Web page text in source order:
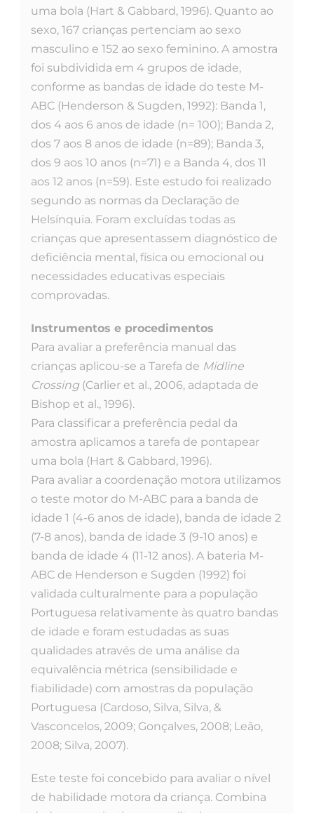
uma bola (Hart & Gabbard, 1996). Quanto ao
sexo, 167 crianças pertenciam ao sexo
masculino e 152 ao sexo feminino. A amostra
foi subdividida em 4 grupos de idade,
conforme as bandas de idade do teste M-
ABC (Henderson & Sugden, 1992): Banda 1,
dos 4 aos 6 anos de idade (n= 100); Banda 2,
dos 7 aos 8 anos de idade (n=89); Banda 3,
dos 9 aos 10 anos (n=71) e a Banda 4, dos 11
aos 12 anos (n=59). Este estudo foi realizado
segundo as normas da Declaração de
Helsínquia. Foram excluídas todas as
crianças que apresentassem diagnóstico de
deficiência mental, física ou emocional ou
necessidades educativas especiais
comprovadas.
Instrumentos e procedimentos
Para avaliar a preferência manual das
crianças aplicou-se a Tarefa de Midline
Crossing (Carlier et al., 2006, adaptada de
Bishop et al., 1996).
Para classificar a preferência pedal da
amostra aplicamos a tarefa de pontapear
uma bola (Hart & Gabbard, 1996).
Para avaliar a coordenação motora utilizamos
o teste motor do M-ABC para a banda de
idade 1 (4-6 anos de idade), banda de idade 2
(7-8 anos), banda de idade 3 (9-10 anos) e
banda de idade 4 (11-12 anos). A bateria M-
ABC de Henderson e Sugden (1992) foi
validada culturalmente para a população
Portuguesa relativamente às quatro bandas
de idade e foram estudadas as suas
qualidades através de uma análise da
equivalência métrica (sensibilidade e
fiabilidade) com amostras da população
Portuguesa (Cardoso, Silva, Silva, &
Vasconcelos, 2009; Gonçalves, 2008; Leão,
2008; Silva, 2007).
Este teste foi concebido para avaliar o nível
de habilidade motora da criança. Combina